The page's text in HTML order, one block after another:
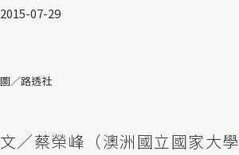
2015-07-29
圖／路透社
文／蔡榮峰（澳洲國立國家大學